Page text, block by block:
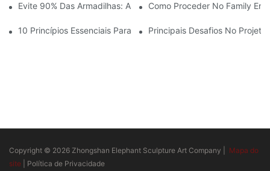
Evite 90% Das Armadilhas: Ao Investir Em Um Centro
Como Proceder No Family
10 Princípios Essenciais Para O Sucesso No Design De
Principais Desafios No
Copyright © 2026 Zhongshan Elephant Sculpture Art Company |
Mapa do
site
Política de Privacidade